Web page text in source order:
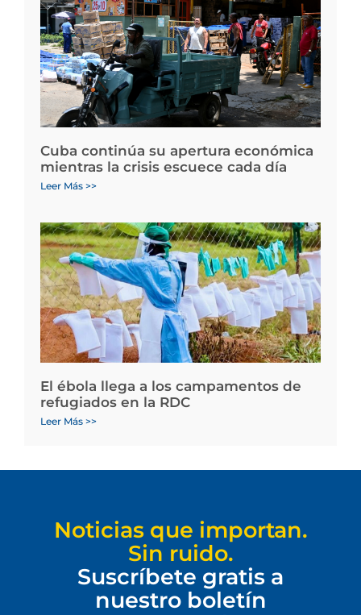
Cuba continúa su apertura económica
mientras la crisis escuece cada día
Leer Más >>
El ébola llega a los campamentos de
refugiados en la RDC
Leer Más >>
Noticias que importan.
Sin ruido.
Suscríbete gratis a
nuestro boletín